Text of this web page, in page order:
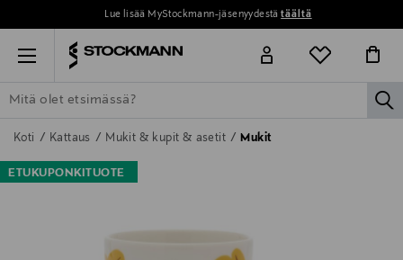
Lue lisää MyStockmann-jäsenyydestätäältä
Menu
ETSI KAIKKI NAISET MIEHET LAPSET
Koti Kattaus Mukit & kupit & asetit Mukit
ETUKUPONKITUOTE